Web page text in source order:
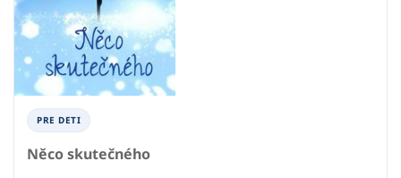
PRE DETI
Něco skutečného